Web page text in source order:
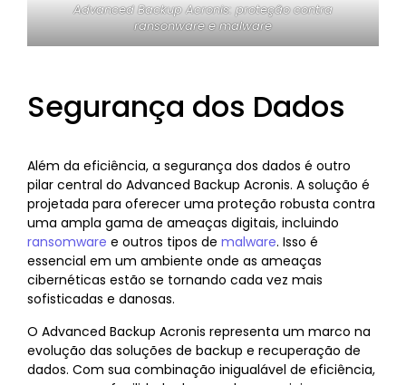
Advanced Backup Acronis: proteção contra
ransonware e malware
Segurança dos Dados
Além da eficiência, a segurança dos dados é outro
pilar central do Advanced Backup Acronis. A solução é
projetada para oferecer uma proteção robusta contra
uma ampla gama de ameaças digitais, incluindo
ransomware e outros tipos de malware. Isso é
essencial em um ambiente onde as ameaças
cibernéticas estão se tornando cada vez mais
sofisticadas e danosas.
O Advanced Backup Acronis representa um marco na
evolução das soluções de backup e recuperação de
dados. Com sua combinação inigualável de eficiência,